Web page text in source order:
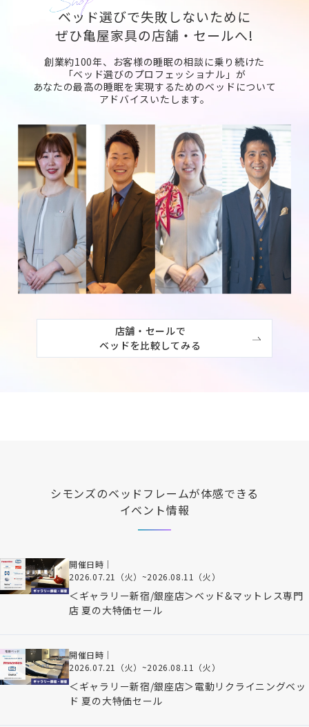
ベッド選びで失敗しないために
ぜひ亀屋家具の店舗・セールへ!
創業約100年、お客様の睡眠の相談に乗り続けた
「ベッド選びのプロフェッショナル」が
あなたの最高の睡眠を実現するためのベッドについて
アドバイスいたします。
店舗・セールで
ベッドを比較してみる
シモンズのベッドフレームが体感できる
イベント情報
開催日時｜
2026.07.21（火） ~2026.08.11（火）
＜ギャラリー新宿/銀座店＞ベッド&マットレス専門
店 夏の大特価セール
開催日時｜
2026.07.21（火） ~2026.08.11（火）
＜ギャラリー新宿/銀座店＞電動リクライニングベッ
ド 夏の大特価セール